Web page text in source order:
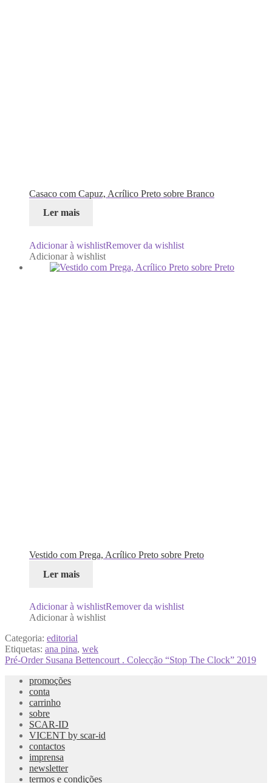
Casaco com Capuz, Acrílico Preto sobre Branco
Ler mais
Adicionar à wishlistRemover da wishlist
Adicionar à wishlist
Vestido com Prega, Acrílico Preto sobre Preto
Ler mais
Adicionar à wishlistRemover da wishlist
Adicionar à wishlist
Categoria: editorial
Etiquetas: ana pina, wek
Navegação
artigos
Artigo
Pré-Order Susana Bettencourt . Colecção “Stop The Clock” 2019
promoções
conta
carrinho
sobre
SCAR-ID
VICENT by scar-id
contactos
imprensa
newsletter
termos e condições